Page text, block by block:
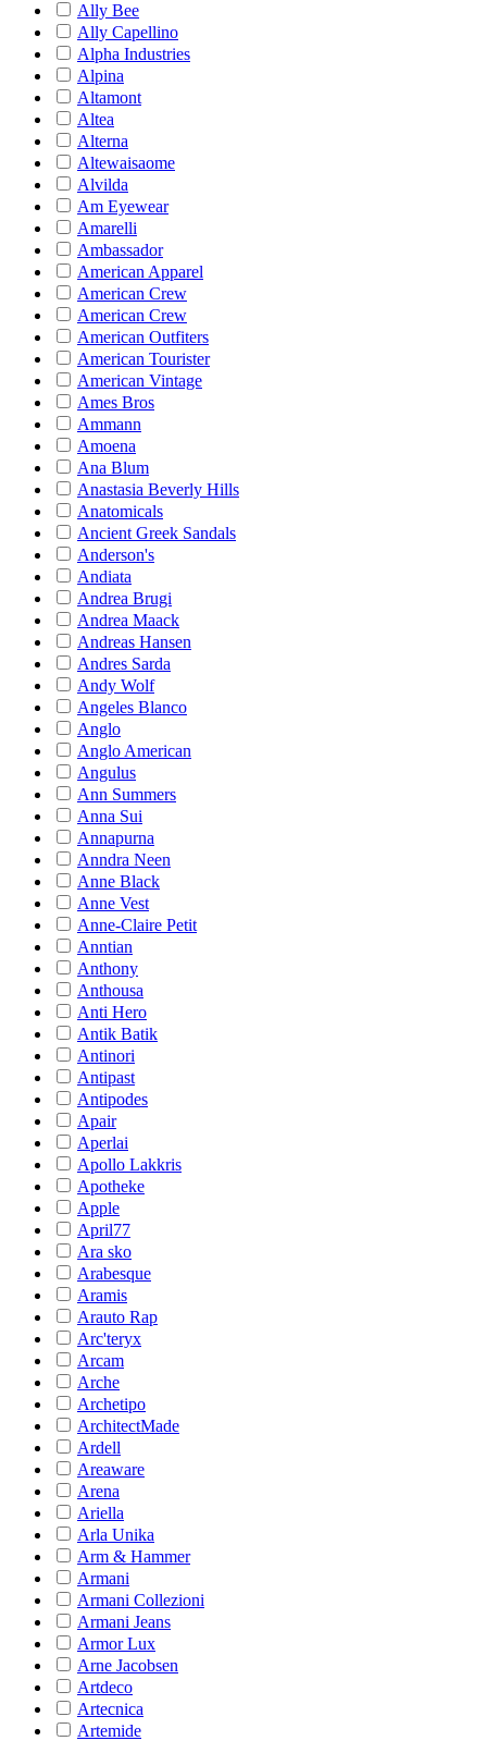
Ally Bee
Ally Capellino
Alpha Industries
Alpina
Altamont
Altea
Alterna
Altewaisaome
Alvilda
Am Eyewear
Amarelli
Ambassador
American Apparel
American Crew
American Crew
American Outfiters
American Tourister
American Vintage
Ames Bros
Ammann
Amoena
Ana Blum
Anastasia Beverly Hills
Anatomicals
Ancient Greek Sandals
Anderson's
Andiata
Andrea Brugi
Andrea Maack
Andreas Hansen
Andres Sarda
Andy Wolf
Angeles Blanco
Anglo
Anglo American
Angulus
Ann Summers
Anna Sui
Annapurna
Anndra Neen
Anne Black
Anne Vest
Anne-Claire Petit
Anntian
Anthony
Anthousa
Anti Hero
Antik Batik
Antinori
Antipast
Antipodes
Apair
Aperlai
Apollo Lakkris
Apotheke
Apple
April77
Ara sko
Arabesque
Aramis
Arauto Rap
Arc'teryx
Arcam
Arche
Archetipo
ArchitectMade
Ardell
Areaware
Arena
Ariella
Arla Unika
Arm & Hammer
Armani
Armani Collezioni
Armani Jeans
Armor Lux
Arne Jacobsen
Artdeco
Artecnica
Artemide